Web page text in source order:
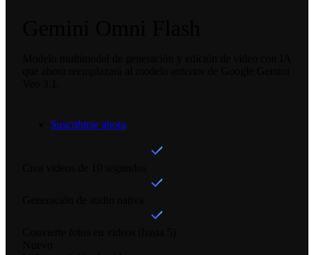
Suscribirse ahora